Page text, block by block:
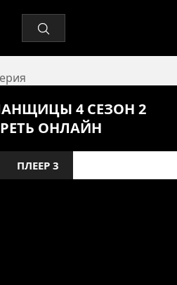
4 СЕЗОН 2
ОНЛАЙН
ПЛЕЕР 3